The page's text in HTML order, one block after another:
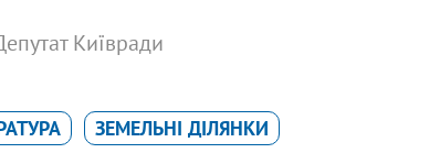
Київради
ЗЕМЕЛЬНІ ДІЛЯНКИ